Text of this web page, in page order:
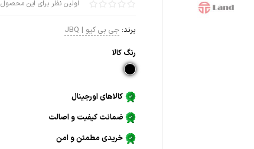
اولین نظر برای این محصول
برند: جی بی کیو | JBQ
رنگ كالا
کالاهای اورجینال
ضمانت کیفیت و اصالت
خریدی مطمئن و امن